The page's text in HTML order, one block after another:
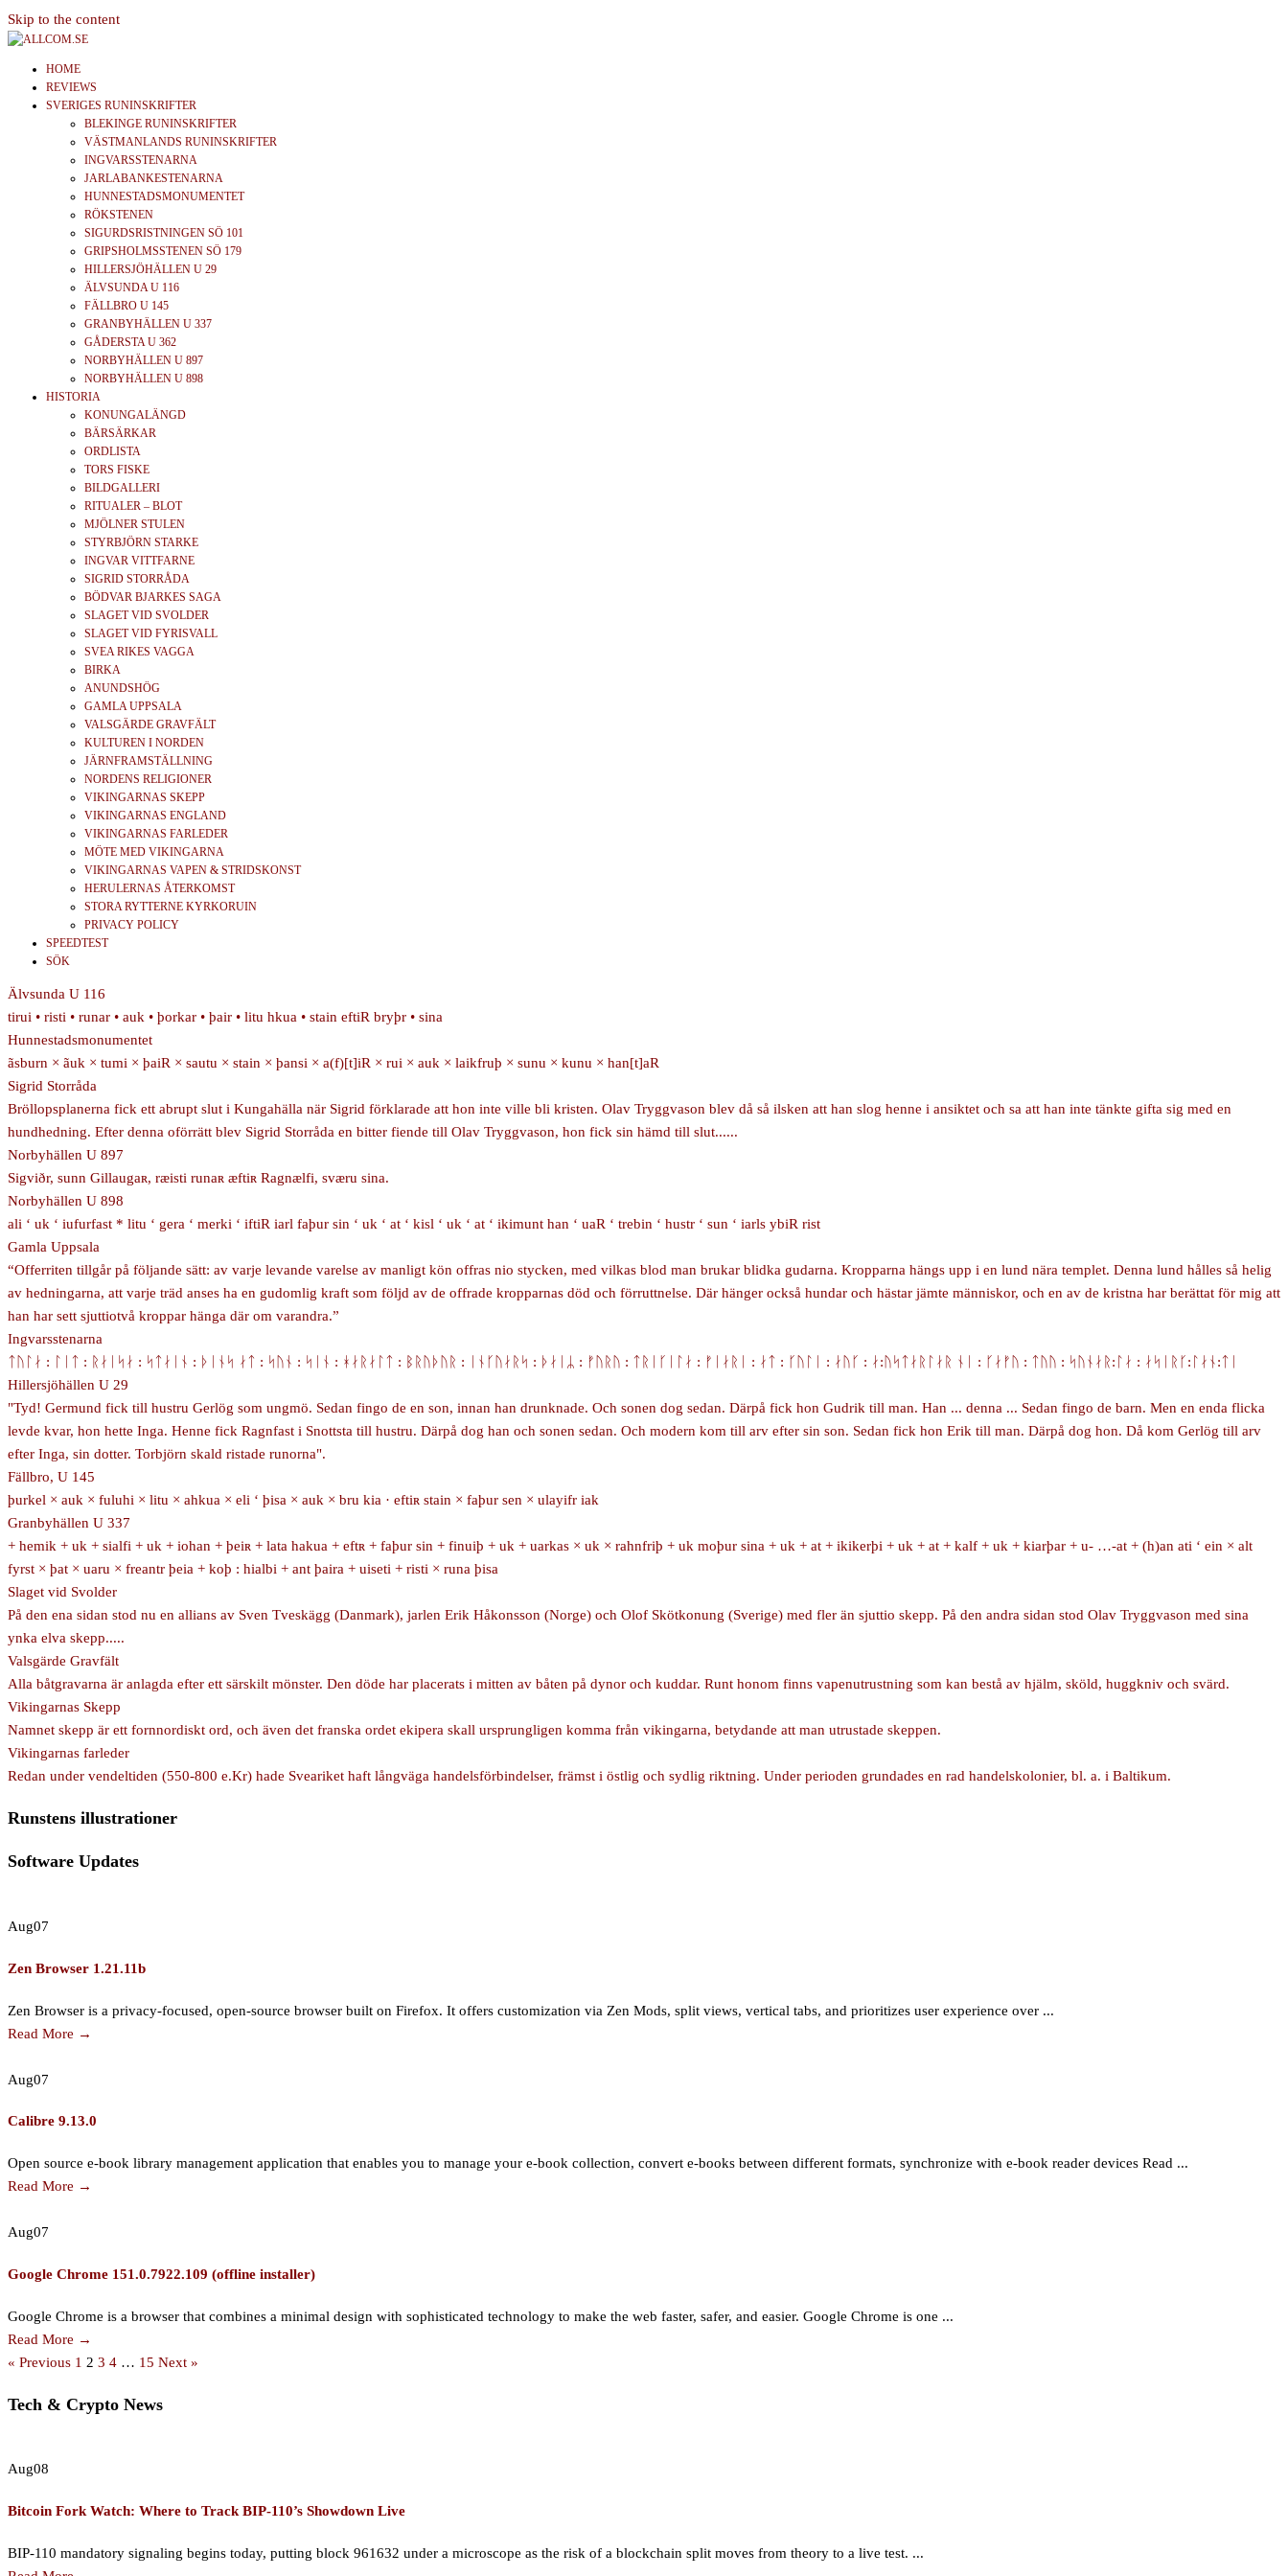
Skip to the content
allcom.se
News | Reviews | History
HOME
REVIEWS
SVERIGES RUNINSKRIFTER
BLEKINGE RUNINSKRIFTER
VÄSTMANLANDS RUNINSKRIFTER
INGVARSSTENARNA
JARLABANKESTENARNA
HUNNESTADSMONUMENTET
RÖKSTENEN
SIGURDSRISTNINGEN SÖ 101
GRIPSHOLMSSTENEN SÖ 179
HILLERSJÖHÄLLEN U 29
ÄLVSUNDA U 116
FÄLLBRO U 145
GRANBYHÄLLEN U 337
GÅDERSTA U 362
NORBYHÄLLEN U 897
NORBYHÄLLEN U 898
HISTORIA
KONUNGALÄNGD
BÄRSÄRKAR
ORDLISTA
TORS FISKE
BILDGALLERI
RITUALER – BLOT
MJÖLNER STULEN
STYRBJÖRN STARKE
INGVAR VITTFARNE
SIGRID STORRÅDA
BÖDVAR BJARKES SAGA
SLAGET VID SVOLDER
SLAGET VID FYRISVALL
SVEA RIKES VAGGA
BIRKA
ANUNDSHÖG
GAMLA UPPSALA
VALSGÄRDE GRAVFÄLT
KULTUREN I NORDEN
JÄRNFRAMSTÄLLNING
NORDENS RELIGIONER
VIKINGARNAS SKEPP
VIKINGARNAS ENGLAND
VIKINGARNAS FARLEDER
MÖTE MED VIKINGARNA
VIKINGARNAS VAPEN & STRIDSKONST
HERULERNAS ÅTERKOMST
STORA RYTTERNE KYRKORUIN
PRIVACY POLICY
SPEEDTEST
SÖK
Älvsunda U 116
tirui • risti • runar • auk • þorkar • þair • litu hkua • stain eftiR bryþr • sina
Hunnestadsmonumentet
ãsburn × ãuk × tumi × þaiR × sautu × stain × þansi × a(f)[t]iR × rui × auk × laikfruþ × sunu × kunu × han[t]aR
Sigrid Storråda
Bröllopsplanerna fick ett abrupt slut i Kungahälla när Sigrid förklarade att hon inte ville bli kristen. Olav Tryggvason blev då så ilsken att han slog henne i ansiktet och sa att han inte tänkte gifta sig med en
hundhedning. Efter denna oförrätt blev Sigrid Storråda en bitter fiende till Olav Tryggvason, hon fick sin hämd till slut......
Norbyhällen U 897
Sigviðr, sunn Gillaugaʀ, ræisti runaʀ æftiʀ Ragnælfi, sværu sina.
Norbyhällen U 898
ali ‘ uk ‘ iufurfast * litu ‘ gera ‘ merki ‘ iftiR iarl faþur sin ‘ uk ‘ at ‘ kisl ‘ uk ‘ at ‘ ikimunt han ‘ uaR ‘ trebin ‘ hustr ‘ sun ‘ iarls ybiR rist
Gamla Uppsala
“Offerriten tillgår på följande sätt: av varje levande varelse av manligt kön offras nio stycken, med vilkas blod man brukar blidka gudarna. Kropparna hängs upp i en lund nära templet. Denna lund hålles så helig
av hedningarna, att varje träd anses ha en gudomlig kraft som följd av de offrade kropparnas död och förruttnelse. Där hänger också hundar och hästar jämte människor, och en av de kristna har berättat för mig att
han har sett sjuttiotvå kroppar hänga där om varandra.”
Ingvarsstenarna
ᛏᚢᛚᛅ : ᛚᛁᛏ : ᚱᛅᛁᛋᛅ : ᛋᛏᛅᛁᚾ : ᚦᛁᚾᛋ ᛅᛏ : ᛋᚢᚾ : ᛋᛁᚾ : ᚼᛅᚱᛅᛚᛏ : ᛒᚱᚢᚦᚢᚱ : ᛁᚾᚴᚢᛅᚱᛋ : ᚦᛅᛁᛦ : ᚠᚢᚱᚢ : ᛏᚱᛁᚴᛁᛚᛅ : ᚠᛁᛅᚱᛁ : ᛅᛏ : ᚴᚢᛚᛁ : ᛅᚢᚴ : ᛅ:ᚢᛋᛏᛅᚱᛚᛅᚱ ᚾᛁ : ᚴᛅᚠᚢ : ᛏᚢᚢ : ᛋᚢᚾᛅᚱ:ᛚᛅ : ᛅᛋᛁᚱᚴ:ᛚᛅᚾ:ᛏᛁ
Hillersjöhällen U 29
"Tyd! Germund fick till hustru Gerlög som ungmö. Sedan fingo de en son, innan han drunknade. Och sonen dog sedan. Därpå fick hon Gudrik till man. Han ... denna ... Sedan fingo de barn. Men en enda flicka
levde kvar, hon hette Inga. Henne fick Ragnfast i Snottsta till hustru. Därpå dog han och sonen sedan. Och modern kom till arv efter sin son. Sedan fick hon Erik till man. Därpå dog hon. Då kom Gerlög till arv
efter Inga, sin dotter. Torbjörn skald ristade runorna".
Fällbro, U 145
þurkel × auk × fuluhi × litu × ahkua × eli ‘ þisa × auk × bru kia · eftiʀ stain × faþur sen × ulayifr iak
Granbyhällen U 337
+ hemik + uk + sialfi + uk + iohan + þeiʀ + lata hakua + eftʀ + faþur sin + finuiþ + uk + uarkas × uk × rahnfriþ + uk moþur sina + uk + at + ikikerþi + uk + at + kalf + uk + kiarþar + u- …-at + (h)an ati ‘ ein × alt
fyrst × þat × uaru × freantr þeia + koþ : hialbi + ant þaira + uiseti + risti × runa þisa
Slaget vid Svolder
På den ena sidan stod nu en allians av Sven Tveskägg (Danmark), jarlen Erik Håkonsson (Norge) och Olof Skötkonung (Sverige) med fler än sjuttio skepp. På den andra sidan stod Olav Tryggvason med sina
ynka elva skepp.....
Valsgärde Gravfält
Alla båtgravarna är anlagda efter ett särskilt mönster. Den döde har placerats i mitten av båten på dynor och kuddar. Runt honom finns vapenutrustning som kan bestå av hjälm, sköld, huggkniv och svärd.
Vikingarnas Skepp
Namnet skepp är ett fornnordiskt ord, och även det franska ordet ekipera skall ursprungligen komma från vikingarna, betydande att man utrustade skeppen.
Vikingarnas farleder
Redan under vendeltiden (550-800 e.Kr) hade Sveariket haft långväga handelsförbindelser, främst i östlig och sydlig riktning. Under perioden grundades en rad handelskolonier, bl. a. i Baltikum.
Runstens illustrationer
Software Updates
Aug07
Zen Browser 1.21.11b
Zen Browser is a privacy-focused, open-source browser built on Firefox. It offers customization via Zen Mods, split views, vertical tabs, and prioritizes user experience over ...
Read More →
Aug07
Calibre 9.13.0
Open source e-book library management application that enables you to manage your e-book collection, convert e-books between different formats, synchronize with e-book reader devices Read ...
Read More →
Aug07
Google Chrome 151.0.7922.109 (offline installer)
Google Chrome is a browser that combines a minimal design with sophisticated technology to make the web faster, safer, and easier. Google Chrome is one ...
Read More →
« Previous 1 2 3 4 … 15 Next »
Tech & Crypto News
Aug08
Bitcoin Fork Watch: Where to Track BIP-110’s Showdown Live
BIP-110 mandatory signaling begins today, putting block 961632 under a microscope as the risk of a blockchain split moves from theory to a live test. ...